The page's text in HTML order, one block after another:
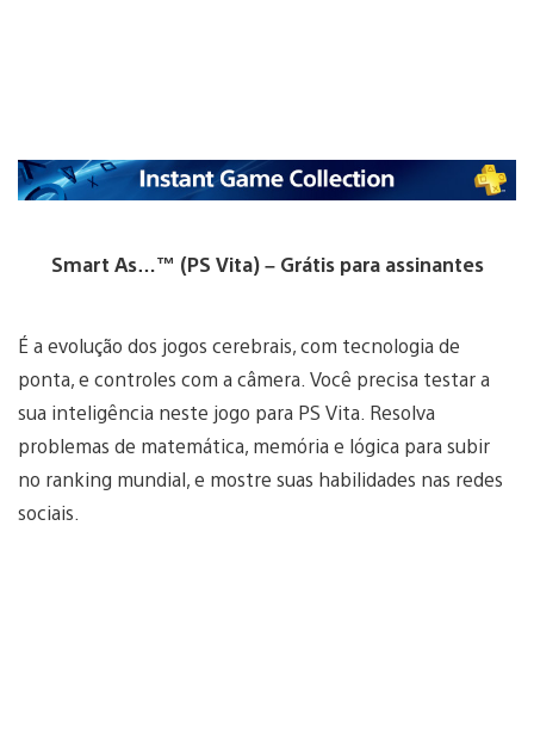
Smart As…™ (PS Vita) – Grátis para assinantes
É a evolução dos jogos cerebrais, com tecnologia de
ponta, e controles com a câmera. Você precisa testar a
sua inteligência neste jogo para PS Vita. Resolva
problemas de matemática, memória e lógica para subir
no ranking mundial, e mostre suas habilidades nas redes
sociais.